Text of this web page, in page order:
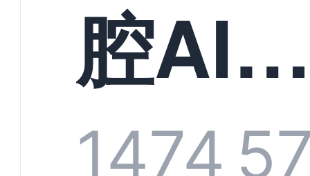
规模化
腔AI
服系统
1474